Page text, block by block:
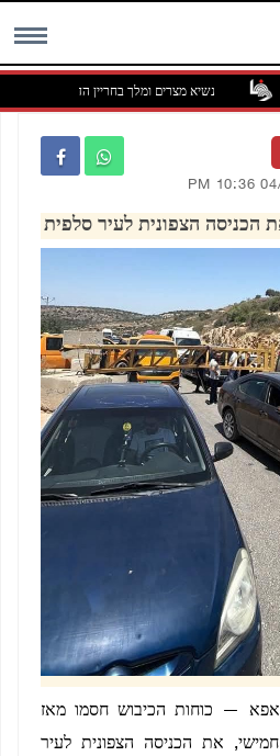
נשיא מצרים ומלך בחריין הדגישו את הצורך
הכניסה הצפונית לעיר סלפית
4 ביוני 2026, וואפא — כוחות הכיבוש חסמו מאז
את הכניסה הצפונית לעיר